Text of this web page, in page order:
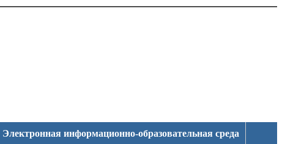
Электронная информационно-образовательная среда